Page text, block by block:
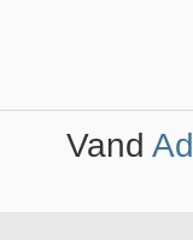
Vand